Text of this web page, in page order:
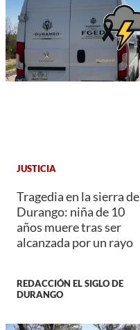
JUSTICIA
Tragedia en la sierra de
Durango: niña de 10
años muere tras ser
alcanzada por un rayo
REDACCIÓN EL SIGLO DE
DURANGO